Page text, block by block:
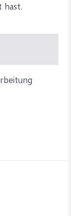
hast.